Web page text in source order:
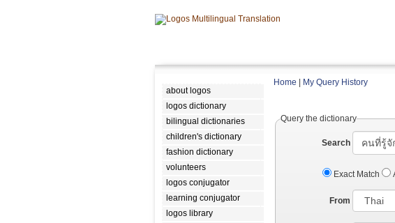
about logos
logos dictionary
bilingual dictionaries
children's dictionary
fashion dictionary
volunteers
logos conjugator
learning conjugator
logos library
Home My Query History
Query the dictionary
Search
Exact Match
From